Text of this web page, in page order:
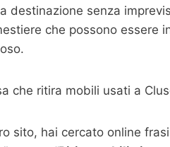
destinazione senza
che possono essere
che ritira mobili usati a
sito, hai cercato online